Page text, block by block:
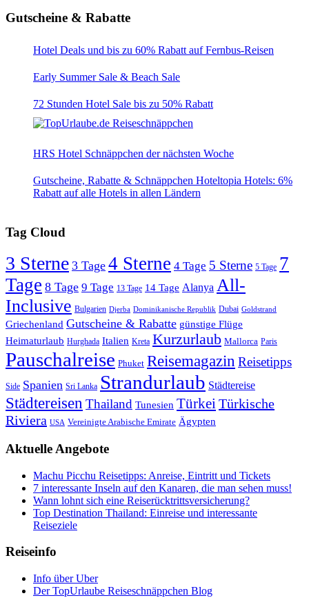
Gutscheine & Rabatte
Hotel Deals und bis zu 60% Rabatt auf Fernbus-Reisen
Early Summer Sale & Beach Sale
72 Stunden Hotel Sale bis zu 50% Rabatt
HRS Hotel Schnäppchen der nächsten Woche
Gutscheine, Rabatte & Schnäppchen Hoteltopia Hotels: 6%
Rabatt auf alle Hotels in allen Ländern
Tag Cloud
3 Sterne 3 Tage 4 Sterne 4 Tage 5 Sterne 5 Tage 7
Tage 8 Tage 9 Tage 13 Tage 14 Tage Alanya All-
Inclusive Bulgarien Djerba Dominikanische Republik Dubai Goldstrand
Griechenland Gutscheine & Rabatte günstige Flüge
Heimaturlaub Hurghada Italien Kreta Kurzurlaub Mallorca Paris
Pauschalreise Phuket Reisemagazin Reisetipps
Side Spanien Sri Lanka Strandurlaub Städtereise
Städtereisen Thailand Tunesien TürkeiTürkische
Riviera USA Vereinigte Arabische Emirate Ägypten
Aktuelle Angebote
Machu Picchu Reisetipps: Anreise, Eintritt und Tickets
7 interessante Inseln auf den Kanaren, die man sehen muss!
Wann lohnt sich eine Reiserücktrittsversicherung?
Top Destination Thailand: Einreise und interessante
Reiseziele
Reiseinfo
Info über Uber
Der TopUrlaube Reiseschnäppchen Blog